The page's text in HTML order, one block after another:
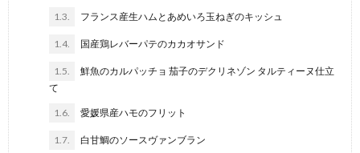
1.3. フランス産生ハムとあめいろ玉ねぎのキッシュ
1.4. 国産鶏レバーパテのカカオサンド
1.5.
鮮魚のカルパッチョ 茄子のデクリネゾン タルティーヌ仕立
て
1.6. 愛媛県産ハモのフリット
1.7. 白甘鯛のソースヴァンブラン